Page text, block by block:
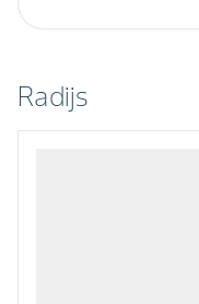
Radijs